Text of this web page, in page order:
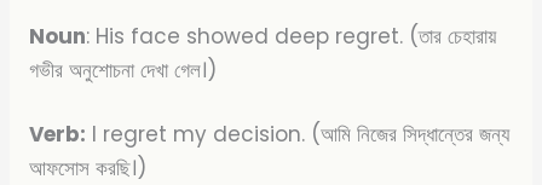
Noun: His face showed deep regret. (তার চেহারায়
গভীর অনুশোচনা দেখা গেল।)
Verb: I regret my decision. (আমি নিজের সিদ্ধান্তের জন্য
আফসোস করছি।)